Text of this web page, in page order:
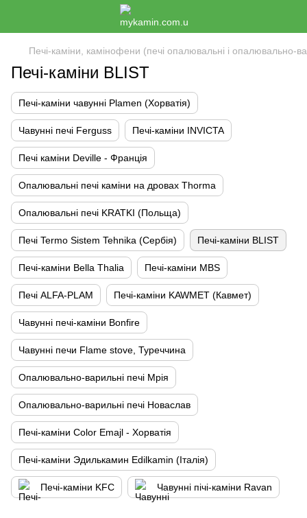
Печі-каміни, камінофени (печі опалювальні і опалювально-
Печі-каміни BLIST
Печі-каміни чавунні Plamen (Хорватія)
Чавунні печі Ferguss Печі-каміни INVICTA
Печі каміни Deville - Франція
Опалювальні печі каміни на дровах Thorma
Опалювальні печі KRATKI (Польща)
Печі Termo Sistem Tehnika (Сербія) Печі-каміни BLIST
Печі-каміни Bella Thalia Печі-каміни MBS
Печі ALFA-PLAM Печі-каміни KAWMET (Кавмет)
Чавунні печі-каміни Bonfire
Чавунні печи Flame stove, Туреччина
Опалювально-варильні печі Мрія
Опалювально-варильні печі Новаслав
Печі-каміни Color Emajl - Хорватія
Печі-каміни Эдилькамин Edilkamin (Італія)
Печі-каміни KFC Чавунні пічі-каміни Ravan